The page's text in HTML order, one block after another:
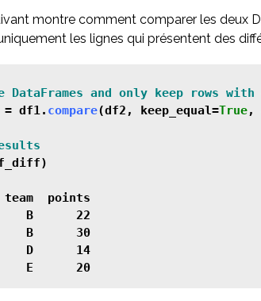
montre comment comparer les deux
les lignes qui présentent des
df1. compare(df2, keep_equal=True,
team  points
B      22
B      30
D      14
E      20